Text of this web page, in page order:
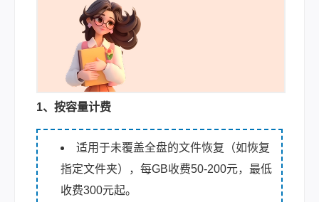
1、按容量计费
适用于未覆盖全盘的文件恢复（如恢复
指定文件夹），每GB收费50-200元，最低
收费300元起。